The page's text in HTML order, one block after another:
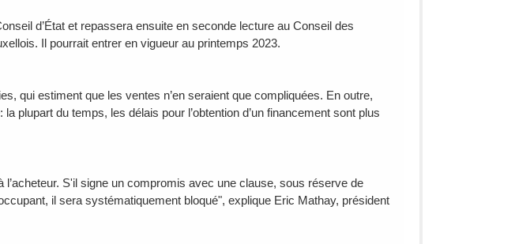
d’État et repassera ensuite en seconde lecture au Conseil des
Il pourrait entrer en vigueur au printemps 2023.
qui estiment que les ventes n’en seraient que compliquées. En outre,
plupart du temps, les délais pour l’obtention d’un financement sont plus
S'il signe un compromis avec une clause, sous réserve de
il sera systématiquement bloqué", explique Eric Mathay, président